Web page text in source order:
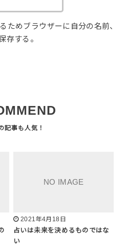
ためブラウザーに自分の名前、
存する。
2021年4月18日
占いは未来を決めるものではな
い